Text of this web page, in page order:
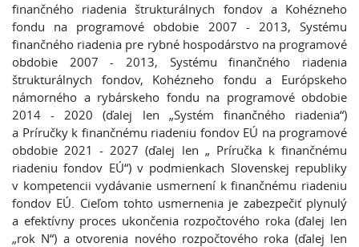
finančného riadenia štrukturálnych fondov a Kohézneho
fondu na programové obdobie 2007 - 2013, Systému
finančného riadenia pre rybné hospodárstvo na programové
obdobie 2007 - 2013, Systému finančného riadenia
štrukturálnych fondov, Kohézneho fondu a Európskeho
námorného a rybárskeho fondu na programové obdobie
2014 - 2020 (ďalej len „Systém finančného riadenia“)
a Príručky k finančnému riadeniu fondov EÚ na programové
obdobie 2021 - 2027 (ďalej len „ Príručka k finančnému
riadeniu fondov EÚ“) v podmienkach Slovenskej republiky
v kompetencii vydávanie usmernení k finančnému riadeniu
fondov EÚ. Cieľom tohto usmernenia je zabezpečiť plynulý
a efektívny proces ukončenia rozpočtového roka (ďalej len
„rok N“) a otvorenia nového rozpočtového roka (ďalej len